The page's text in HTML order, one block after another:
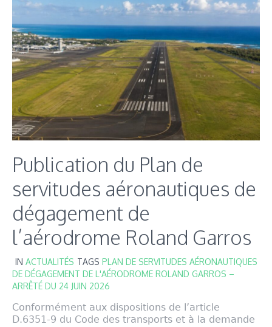
Publication du Plan de
servitudes aéronautiques de
dégagement de
l’aérodrome Roland Garros
IN ACTUALITÉS TAGS PLAN DE SERVITUDES AÉRONAUTIQUES
DE DÉGAGEMENT DE L'AÉRODROME ROLAND GARROS –
ARRÊTÉ DU 24 JUIN 2026
Conformément aux dispositions de l’article
D.6351-9 du Code des transports et à la demande